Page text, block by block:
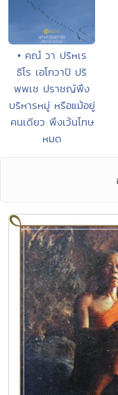
• คณํ วา ปริหเร
ธีโร เอโกวาปิ ปริ
พฺพเช ปราชญ์พึง
บริหารหมู่ หรือแม้อยู่
คนเดียว พึงเว้นโทษ
หมด